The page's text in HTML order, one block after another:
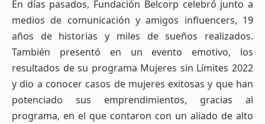
En días pasados, Fundación Belcorp celebró junto a
medios de comunicación y amigos influencers, 19
años de historias y miles de sueños realizados.
También presentó en un evento emotivo, los
resultados de su programa Mujeres sin Límites 2022
y dio a conocer casos de mujeres exitosas y que han
potenciado sus emprendimientos, gracias al
programa, en el que contaron con un aliado de alto